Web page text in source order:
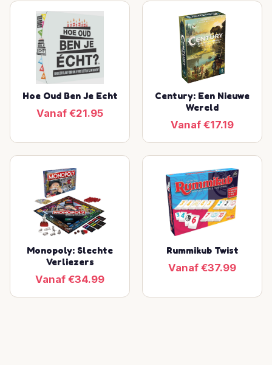
Hoe Oud Ben Je Echt
Vanaf €21.95
Century: Een Nieuwe
Wereld
Vanaf €17.19
Monopoly: Slechte
Verliezers
Vanaf €34.99
Rummikub Twist
Vanaf €37.99